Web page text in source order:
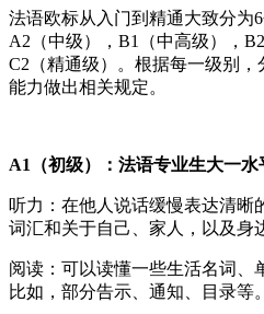
法语欧标从入门到精通大致分为
A2（中级），B1（中高级），
C2（精通级）。根据每一级别
能力做出相关规定。
A1（初级）：法语专业生大一水
听力：在他人说话缓慢表达清晰
词汇和关于自己、家人，以及身
阅读：可以读懂一些生活名词、
比如，部分告示、通知、目录等。